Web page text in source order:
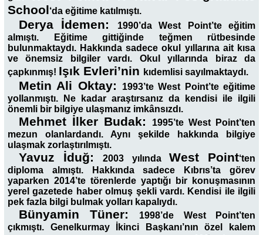
School‘da eğitime katılmıştı.
Derya İdemen:
1990’da West Point’te eğitim
almıştı. Eğitime gittiğinde teğmen rütbesinde
bulunmaktaydı. Hakkında sadece okul yıllarına ait kısa
ve önemsiz bilgiler vardı. Okul yıllarında biraz da
çapkınmış! Işık Evleri’nin kıdemlisi sayılmaktaydı.
Metin Ali Oktay:
1993’te West Point’te eğitime
yollanmıştı. Ne kadar araştırsanız da kendisi ile ilgili
önemli bir bilgiye ulaşmanız imkânsızdı.
Mehmet İlker Budak:
1995’te West Point’ten
mezun olanlardandı. Aynı şekilde hakkında bilgiye
ulaşmak zorlaştırılmıştı.
Yavuz İduğ:2003 yılında West Point‘ten
diploma almıştı. Hakkında sadece Kıbrıs’ta görev
yaparken 2014’te törenlerde yaptığı bir konuşmasının
yerel gazetede haber olmuş şekli vardı. Kendisi ile ilgili
pek fazla bilgi bulmak yolları kapalıydı.
Bünyamin Tüner:
1998’de West Point’ten
çıkmıştı. Genelkurmay İkinci Başkanı’nın özel kalem